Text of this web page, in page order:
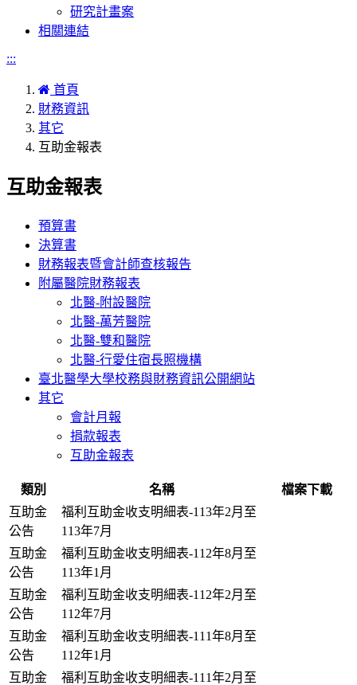
研究計畫案
相關連結
:::
首頁
財務資訊
其它
互助金報表
互助金報表
預算書
決算書
財務報表暨會計師查核報告
附屬醫院財務報表
北醫-附設醫院
北醫-萬芳醫院
北醫-雙和醫院
北醫-行愛住宿長照機構
臺北醫學大學校務與財務資訊公開網站
其它
會計月報
捐款報表
互助金報表
類別 名稱
檔案下載
互助金
公告
福利互助金收支明細表-113年2月至
113年7月
互助金
公告
福利互助金收支明細表-112年8月至
113年1月
互助金
公告
福利互助金收支明細表-112年2月至
112年7月
互助金
公告
福利互助金收支明細表-111年8月至
112年1月
互助金
福利互助金收支明細表-111年2月至